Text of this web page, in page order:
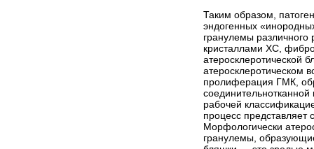
Таким образом,
эндогенных
гранулемы различного
кристаллами ХС,
атеросклеротической
атеросклеротическом
пролиферация ГМК,
рабочей
процесс
Морфологически
гранулемы,